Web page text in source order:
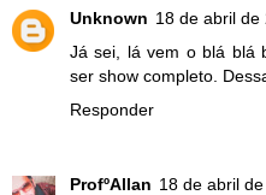
Unknown 18 de abril de
Já sei, lá vem o blá blá
ser show completo.
Responder
ProfºAllan 18 de abril